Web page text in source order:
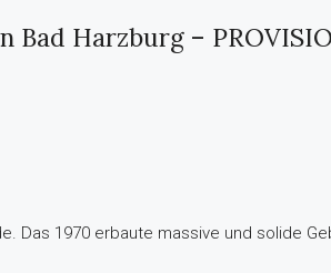
Harzburg –
1970 erbaute massive und solide